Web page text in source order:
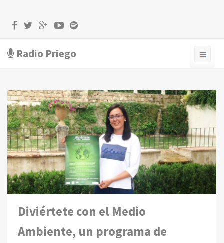
Radio Priego
Diviértete con el Medio
Ambiente, un programa de